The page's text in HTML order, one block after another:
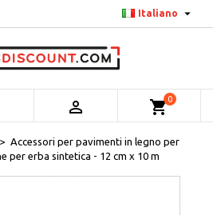
Italiano 
 shopping_cart0
Accessori per pavimenti in legno per
per erba sintetica - 12 cm x 10 m